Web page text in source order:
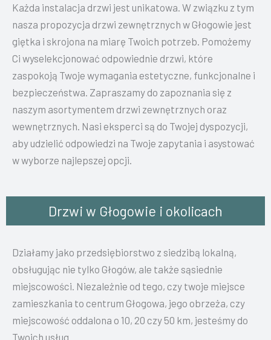
Każda instalacja drzwi jest unikatowa. W związku z tym
nasza propozycja drzwi zewnętrznych w Głogowie jest
giętka i skrojona na miarę Twoich potrzeb. Pomożemy
Ci wyselekcjonować odpowiednie drzwi, które
zaspokoją Twoje wymagania estetyczne, funkcjonalne i
bezpieczeństwa. Zapraszamy do zapoznania się z
naszym asortymentem drzwi zewnętrznych oraz
wewnętrznych. Nasi eksperci są do Twojej dyspozycji,
aby udzielić odpowiedzi na Twoje zapytania i asystować
w wyborze najlepszej opcji.
Drzwi w Głogowie i okolicach
Działamy jako przedsiębiorstwo z siedzibą lokalną,
obsługując nie tylko Głogów, ale także sąsiednie
miejscowości. Niezależnie od tego, czy twoje miejsce
zamieszkania to centrum Głogowa, jego obrzeża, czy
miejscowość oddalona o 10, 20 czy 50 km, jesteśmy do
Twoich usług.